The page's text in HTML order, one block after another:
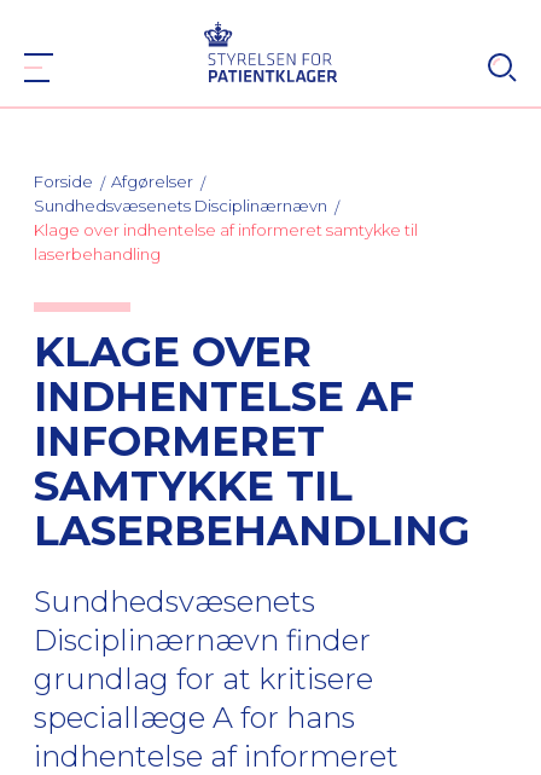
Forside
Afgørelser
Sundhedsvæsenets Disciplinærnævn
Klage over indhentelse af informeret samtykke til
laserbehandling
KLAGE OVER
INDHENTELSE AF
INFORMERET
SAMTYKKE TIL
LASERBEHANDLING
Sundhedsvæsenets
Disciplinærnævn finder
grundlag for at kritisere
speciallæge A for hans
indhentelse af informeret